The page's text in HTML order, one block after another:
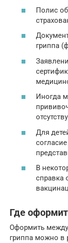
Полис
гриппа
Иногда
Для
В
справка
Где
Оформить
гриппа можно в